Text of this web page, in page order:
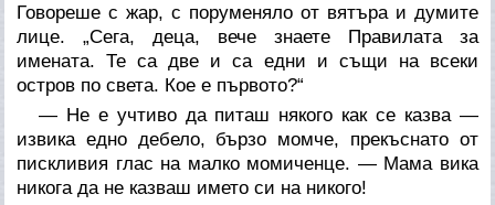
Говореше с жар, с поруменяло от вятъра и думите
лице. „Сега, деца, вече знаете Правилата за
имената. Те са две и са едни и същи на всеки
остров по света. Кое е първото?“
— Не е учтиво да питаш някого как се казва —
извика едно дебело, бързо момче, прекъснато от
пискливия глас на малко момиченце. — Мама вика
никога да не казваш името си на никого!